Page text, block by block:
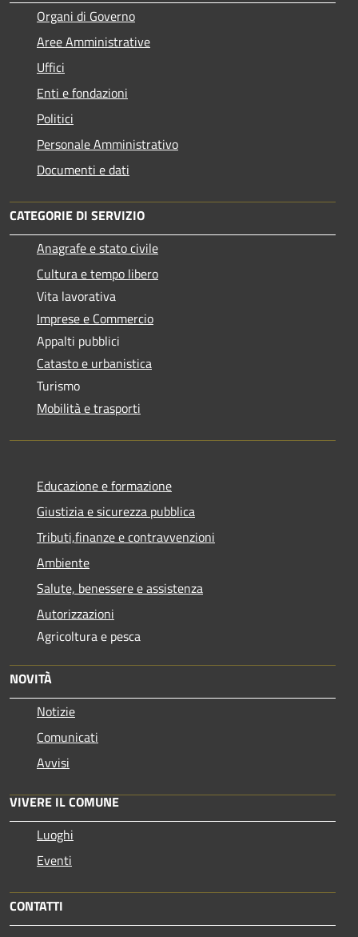
Organi di Governo
Aree Amministrative
Uffici
Enti e fondazioni
Politici
Personale Amministrativo
Documenti e dati
CATEGORIE DI SERVIZIO
Anagrafe e stato civile
Cultura e tempo libero
Vita lavorativa
Imprese e Commercio
Appalti pubblici
Catasto e urbanistica
Turismo
Mobilità e trasporti
Educazione e formazione
Giustizia e sicurezza pubblica
Tributi,finanze e contravvenzioni
Ambiente
Salute, benessere e assistenza
Autorizzazioni
Agricoltura e pesca
NOVITÀ
Notizie
Comunicati
Avvisi
VIVERE IL COMUNE
Luoghi
Eventi
CONTATTI